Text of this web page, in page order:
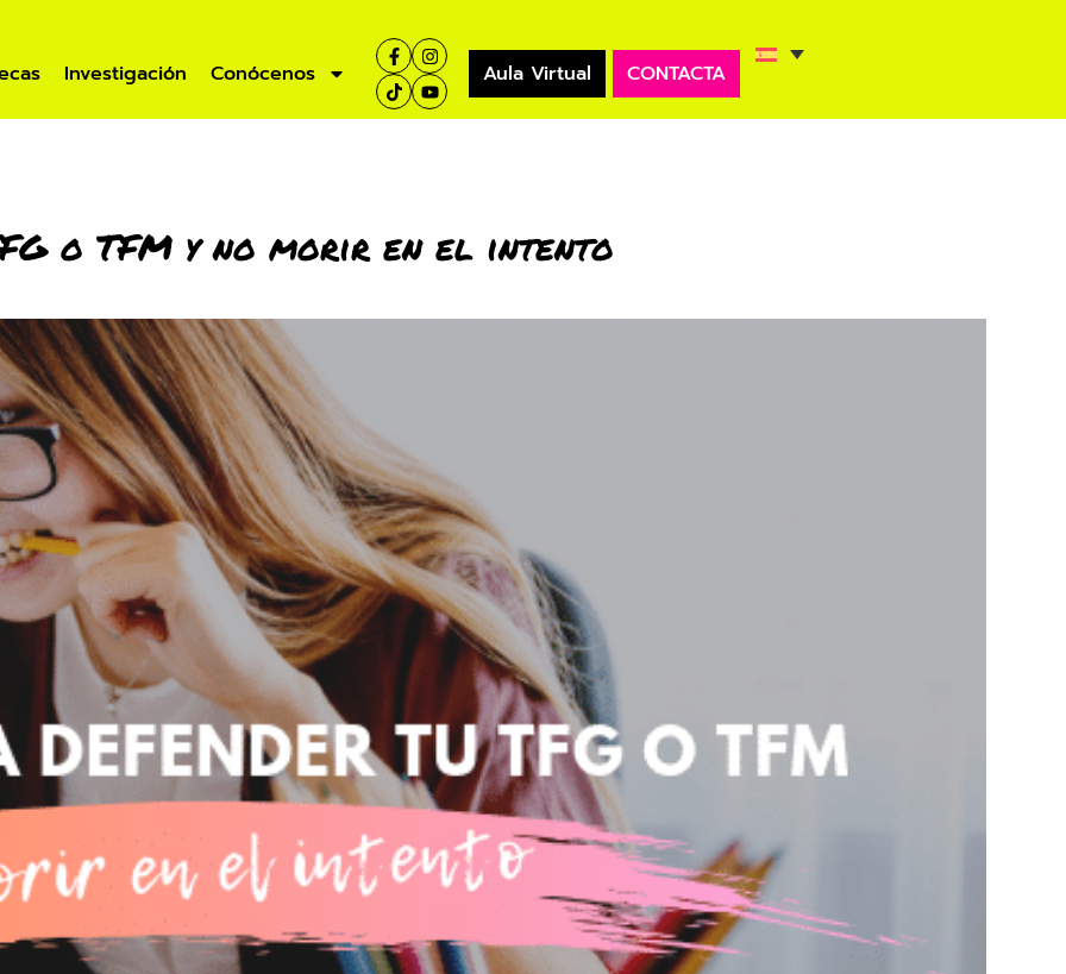
Investigación Conócenos Aula Virtual CONTACTA
Aula Virtual
o TFM y no morir en el intento